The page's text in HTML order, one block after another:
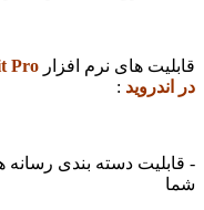
های نرم افزار
:
دسته بندی رسانه ها